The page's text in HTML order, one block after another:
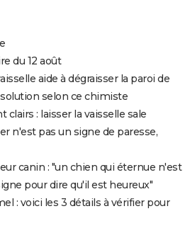
du 12 août
aide à dégraisser la paroi de
selon ce chimiste
clairs : laisser la vaisselle sale
n'est pas un signe de paresse,
canin : "un chien qui éternue n'est
pour dire qu'il est heureux"
: voici les 3 détails à vérifier pour